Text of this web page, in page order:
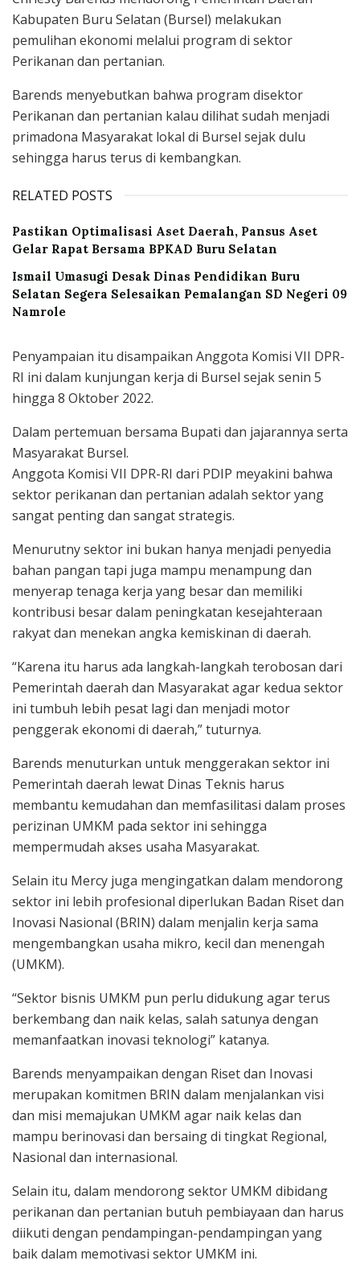
Kabupaten Buru Selatan (Bursel) melakukan
pemulihan ekonomi melalui program di sektor
Perikanan dan pertanian.
Barends menyebutkan bahwa program disektor
Perikanan dan pertanian kalau dilihat sudah menjadi
primadona Masyarakat lokal di Bursel sejak dulu
sehingga harus terus di kembangkan.
RELATED POSTS
Pastikan Optimalisasi Aset Daerah, Pansus Aset
Gelar Rapat Bersama BPKAD Buru Selatan
Ismail Umasugi Desak Dinas Pendidikan Buru
Selatan Segera Selesaikan Pemalangan SD Negeri 09
Namrole
Penyampaian itu disampaikan Anggota Komisi VII DPR-
RI ini dalam kunjungan kerja di Bursel sejak senin 5
hingga 8 Oktober 2022.
Dalam pertemuan bersama Bupati dan jajarannya serta
Masyarakat Bursel.
Anggota Komisi VII DPR-RI dari PDIP meyakini bahwa
sektor perikanan dan pertanian adalah sektor yang
sangat penting dan sangat strategis.
Menurutny sektor ini bukan hanya menjadi penyedia
bahan pangan tapi juga mampu menampung dan
menyerap tenaga kerja yang besar dan memiliki
kontribusi besar dalam peningkatan kesejahteraan
rakyat dan menekan angka kemiskinan di daerah.
“Karena itu harus ada langkah-langkah terobosan dari
Pemerintah daerah dan Masyarakat agar kedua sektor
ini tumbuh lebih pesat lagi dan menjadi motor
penggerak ekonomi di daerah,” tuturnya.
Barends menuturkan untuk menggerakan sektor ini
Pemerintah daerah lewat Dinas Teknis harus
membantu kemudahan dan memfasilitasi dalam proses
perizinan UMKM pada sektor ini sehingga
mempermudah akses usaha Masyarakat.
Selain itu Mercy juga mengingatkan dalam mendorong
sektor ini lebih profesional diperlukan Badan Riset dan
Inovasi Nasional (BRIN) dalam menjalin kerja sama
mengembangkan usaha mikro, kecil dan menengah
(UMKM).
“Sektor bisnis UMKM pun perlu didukung agar terus
berkembang dan naik kelas, salah satunya dengan
memanfaatkan inovasi teknologi” katanya.
Barends menyampaikan dengan Riset dan Inovasi
merupakan komitmen BRIN dalam menjalankan visi
dan misi memajukan UMKM agar naik kelas dan
mampu berinovasi dan bersaing di tingkat Regional,
Nasional dan internasional.
Selain itu, dalam mendorong sektor UMKM dibidang
perikanan dan pertanian butuh pembiayaan dan harus
diikuti dengan pendampingan-pendampingan yang
baik dalam memotivasi sektor UMKM ini.